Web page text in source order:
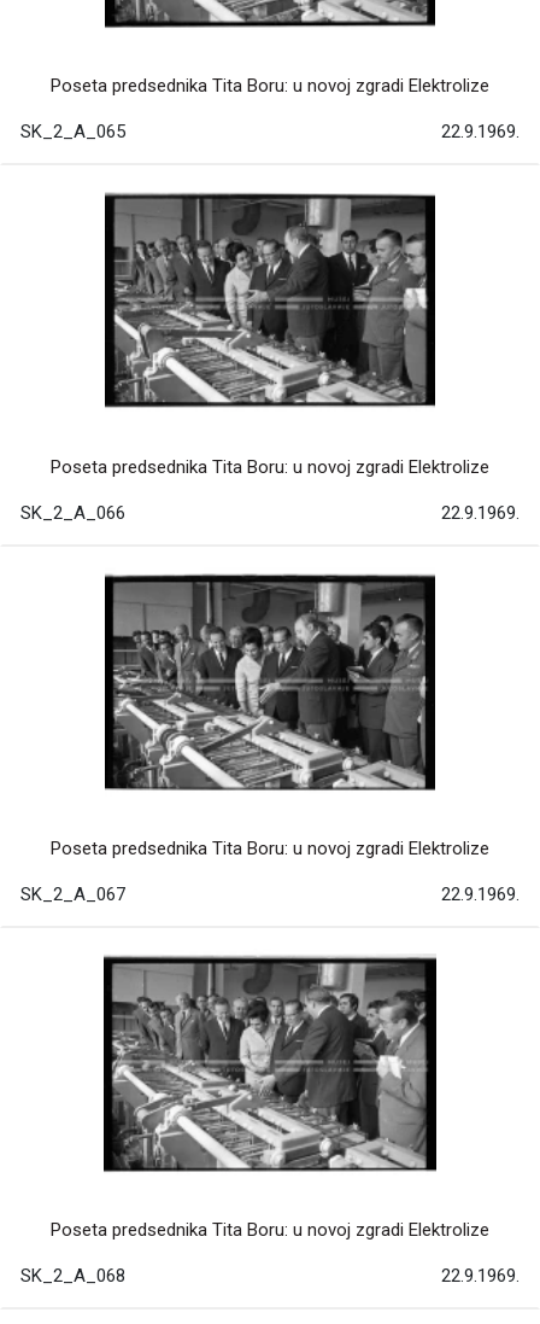
Poseta predsednika Tita Boru: u novoj zgradi Elektrolize
SK_2_A_065 22.9.1969.
Poseta predsednika Tita Boru: u novoj zgradi Elektrolize
SK_2_A_066 22.9.1969.
Poseta predsednika Tita Boru: u novoj zgradi Elektrolize
SK_2_A_067 22.9.1969.
Poseta predsednika Tita Boru: u novoj zgradi Elektrolize
SK_2_A_068 22.9.1969.